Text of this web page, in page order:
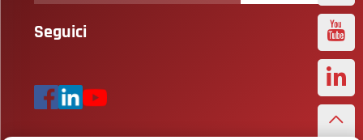
Seguici